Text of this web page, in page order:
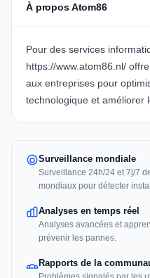
À propos Atom86
Pour des services
https://www.atom86.nl/
aux entreprises pour
technologique et améliorer
Surveillance mondiale
Surveillance 24h/24 et 7j/7
mondiaux pour détecter
Analyses en temps réel
Analyses avancées et
prévenir les pannes.
Rapports de la